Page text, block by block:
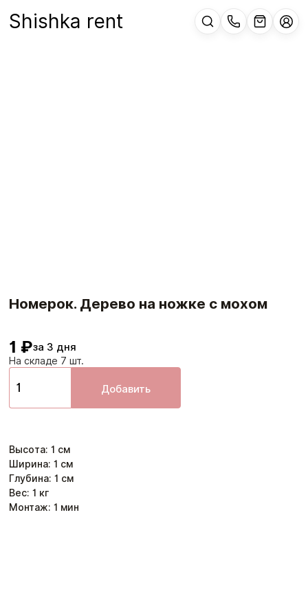
Shishka rent
Номерок. Дерево на ножке с мохом
1 ₽за 3 дня
На складе 7 шт.
Добавить
Высота: 1 см
Ширина: 1 см
Глубина: 1 см
Вес: 1 кг
Монтаж: 1 мин